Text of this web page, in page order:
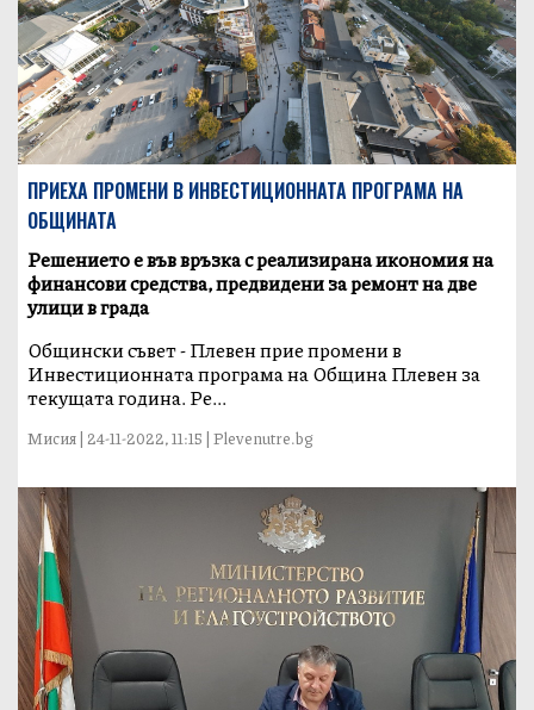
ПРИЕХА ПРОМЕНИ В ИНВЕСТИЦИОННАТА ПРОГРАМА НА
ОБЩИНАТА
Решението е във връзка с реализирана икономия на
финансови средства, предвидени за ремонт на две
улици в града
Общински съвет - Плевен прие промени в
Инвестиционната програма на Община Плевен за
текущата година. Ре...
Мисия | 24-11-2022, 11:15 | Plevenutre.bg